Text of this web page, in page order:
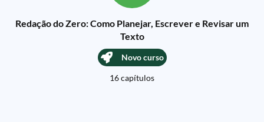
Redação do Zero: Como Planejar, Escrever e Revisar um
Texto
Novo curso
16 capítulos